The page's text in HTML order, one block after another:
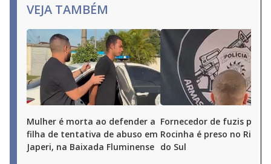
VEJA TAMBÉM
Mulher é morta ao defender a
filha de tentativa de abuso em
Japeri, na Baixada Fluminense
Fornecedor de fuzis para
Rocinha é preso no Rio
do Sul